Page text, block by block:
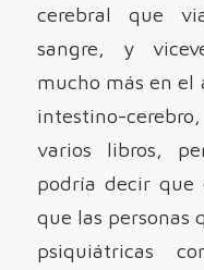
cerebral que
sangre, y
mucho más en el
intestino-
varios libros,
podría decir que
que las personas
psiquiátricas